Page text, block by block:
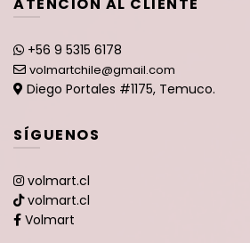
+56 9 5315 6178
volmartchile@gmail.com
Diego Portales #1175, Temuco.
SÍGUENOS
volmart.cl
volmart.cl
Volmart